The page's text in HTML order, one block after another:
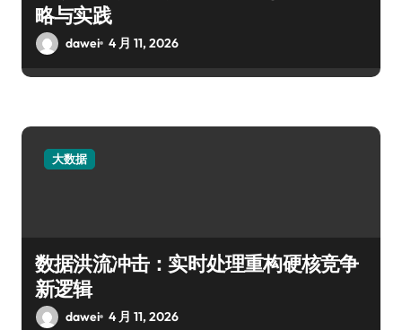
略与实践
dawei 4 月 11, 2026
大数据
数据洪流冲击：实时处理重构硬核竞争
新逻辑
dawei 4 月 11, 2026